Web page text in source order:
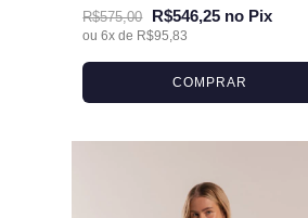
R$575,00 R$546,25 no Pix
ou 6x de R$95,83
COMPRAR